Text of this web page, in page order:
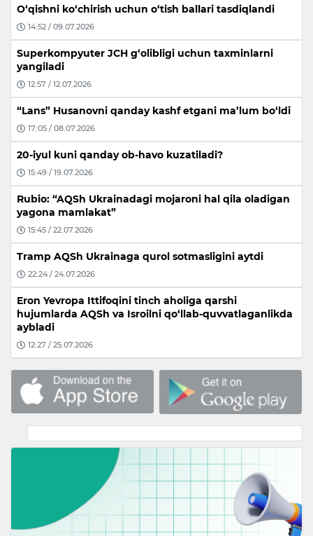
O‘qishni ko‘chirish uchun o‘tish ballari tasdiqlandi
14:52 / 09.07.2026
Superkompyuter JCH g‘olibligi uchun taxminlarni
yangiladi
12:57 / 12.07.2026
“Lans” Husanovni qanday kashf etgani ma’lum bo‘ldi
17:05 / 08.07.2026
20-iyul kuni qanday ob-havo kuzatiladi?
15:49 / 19.07.2026
Rubio: “AQSh Ukrainadagi mojaroni hal qila oladigan
yagona mamlakat”
15:45 / 22.07.2026
Tramp AQSh Ukrainaga qurol sotmasligini aytdi
22:24 / 24.07.2026
Eron Yevropa Ittifoqini tinch aholiga qarshi
hujumlarda AQSh va Isroilni qo‘llab-quvvatlaganlikda
aybladi
12:27 / 25.07.2026